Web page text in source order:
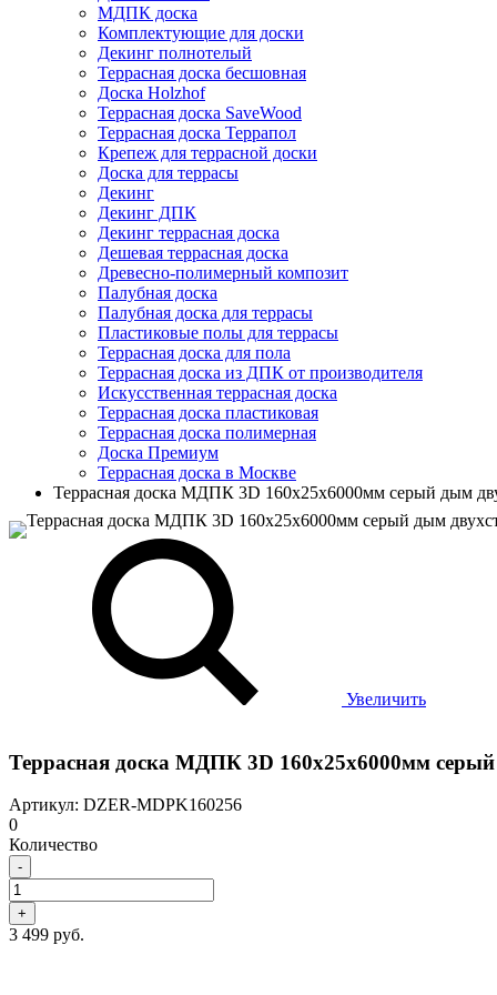
МДПК доска
Комплектующие для доски
Декинг полнотелый
Террасная доска бесшовная
Доска Holzhof
Террасная доска SaveWood
Террасная доска Террапол
Крепеж для террасной доски
Доска для террасы
Декинг
Декинг ДПК
Декинг террасная доска
Дешевая террасная доска
Древесно-полимерный композит
Палубная доска
Палубная доска для террасы
Пластиковые полы для террасы
Террасная доска для пола
Террасная доска из ДПК от производителя
Искусственная террасная доска
Террасная доска пластиковая
Террасная доска полимерная
Доска Премиум
Террасная доска в Москве
Террасная доска МДПК 3D 160x25х6000мм серый дым
Увеличить
Террасная доска МДПК 3D 160x25х6000мм
Артикул: DZER-MDPK160256
0
Количество
-
+
3 499 руб.